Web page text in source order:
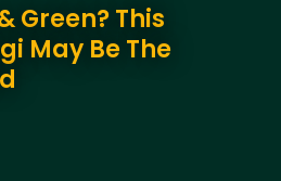
Green? This
May Be The